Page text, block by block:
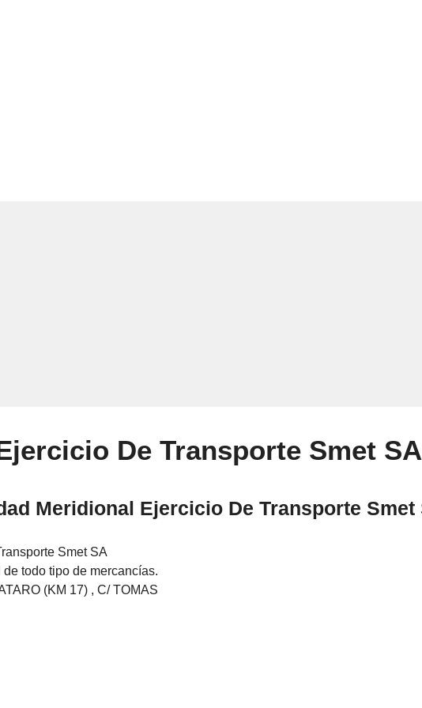
De Transporte Smet SA
Meridional Ejercicio De Transporte Smet
Smet SA
todo tipo de mercancías.
(KM 17) , C/ TOMAS